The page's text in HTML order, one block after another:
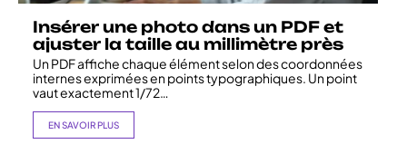
Insérer une photo dans un PDF et
ajuster la taille au millimètre près
Un PDF affiche chaque élément selon des coordonnées
internes exprimées en points typographiques. Un point
vaut exactement 1/72…
EN SAVOIR PLUS